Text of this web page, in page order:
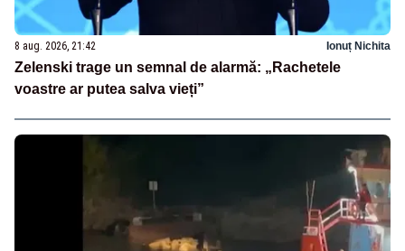
8 aug. 2026, 21:42 Ionuț Nichita
Zelenski trage un semnal de alarmă: „Rachetele
voastre ar putea salva vieți”